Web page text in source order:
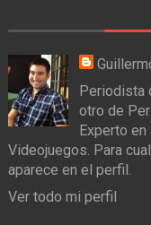
Periodista
otro de
Experto
Videojuegos. Para
aparece en el perfil.
Ver todo mi perfil